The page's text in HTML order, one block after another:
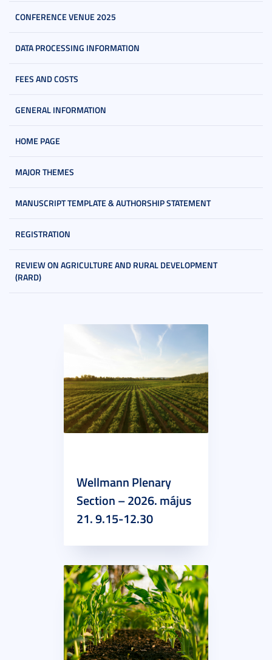
CONFERENCE VENUE 2025
DATA PROCESSING INFORMATION
FEES AND COSTS
GENERAL INFORMATION
HOME PAGE
MAJOR THEMES
MANUSCRIPT TEMPLATE & AUTHORSHIP STATEMENT
REGISTRATION
REVIEW ON AGRICULTURE AND RURAL DEVELOPMENT
(RARD)
Wellmann Plenary
Section – 2026. május
21. 9.15-12.30